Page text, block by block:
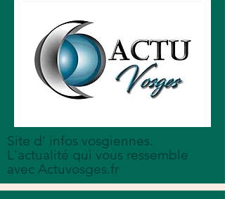
Site d' infos vosgiennes.
L'actualité qui vous ressemble
avec Actuvosges.fr